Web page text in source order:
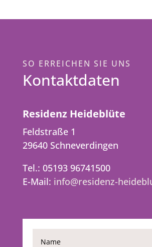
SO ERREICHEN SIE UNS
Kontaktdaten
Residenz Heideblüte
Feldstraße 1
29640 Schneverdingen
Tel.: 05193 96741500
E-Mail: info@residenz-